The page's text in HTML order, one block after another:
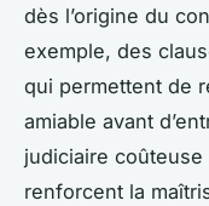
dès l’origine du
exemple, des
qui permettent de
amiable avant
judiciaire
renforcent la